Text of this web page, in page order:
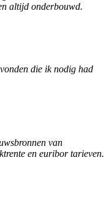
altijd onderbouwd.
die ik nodig had
van
en euribor tarieven.